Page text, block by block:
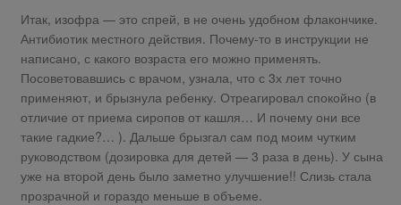
Итак, изофра — это спрей, в не очень удобном флакончике.
Антибиотик местного действия. Почему-то в инструкции не
написано, с какого возраста его можно применять.
Посоветовавшись с врачом, узнала, что с 3х лет точно
применяют, и брызнула ребенку. Отреагировал спокойно (в
отличие от приема сиропов от кашля… И почему они все
такие гадкие?… ). Дальше брызгал сам под моим чутким
руководством (дозировка для детей — 3 раза в день). У сына
уже на второй день было заметно улучшение!! Слизь стала
прозрачной и гораздо меньше в объеме.